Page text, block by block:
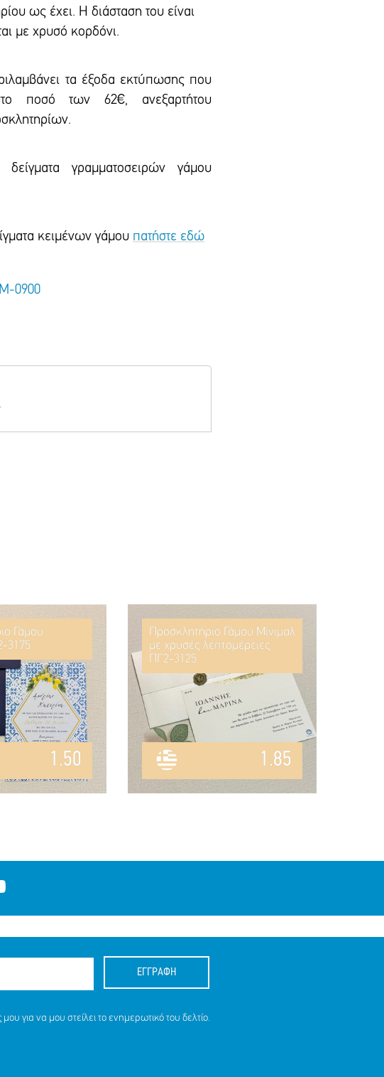
ως έχει. Η διάσταση του είναι
με χρυσό κορδόνι.
τα έξοδα εκτύπωσης που
ποσό των 62€, ανεξαρτήτου
γραμματοσειρών γάμου
κειμένων γάμου πατήστε εδώ
0900
Γάμου
3175
1.50
Προσκλητήριο Γάμου Μίνιμαλ
με χρυσές λεπτομέρειες
ΠΓ2-3125
1.85
ΕΓΓΡΑΦΗ
για να μου στείλει το ενημερωτικό του δελτίο.